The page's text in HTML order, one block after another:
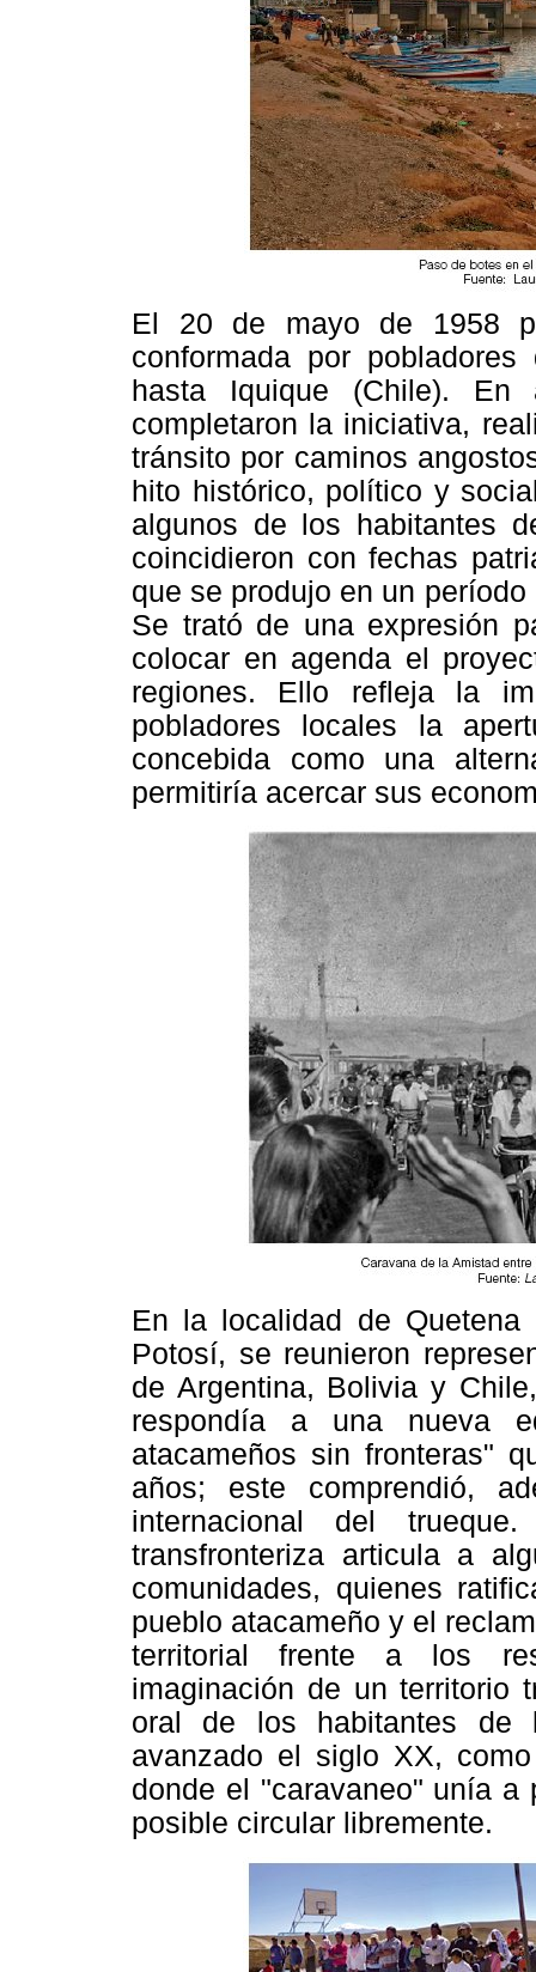
El 20 de mayo de 1958
conformada por
hasta Iquique (Chile). En
completaron la iniciativa,
tránsito por caminos
hito histórico, político y
algunos de los habitantes
coincidieron con fechas
que se produjo en un
Se trató de una expresión
colocar en agenda el
regiones. Ello refleja la
pobladores locales la
concebida como una
permitiría acercar sus
En la localidad de
Potosí, se reunieron
de Argentina, Bolivia y
respondía a una nueva
atacameños sin fronteras"
años; este comprendió,
internacional del
transfronteriza articula a
comunidades, quienes
pueblo atacameño y el
territorial frente a los
imaginación de un territorio
oral de los habitantes de
avanzado el siglo XX,
donde el "caravaneo" unía
posible circular libremente.